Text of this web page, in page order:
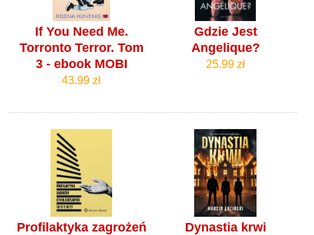
If You Need Me.
Torronto Terror. Tom
3 - ebook MOBI
43.99 zł
Gdzie Jest
Angelique?
25.99 zł
Profilaktyka zagrożeń
Dynastia krwi